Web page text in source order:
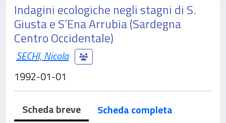
Indagini ecologiche negli stagni di S.
Giusta e S’Ena Arrubia (Sardegna
Centro Occidentale)
SECHI, Nicola
1992-01-01
Scheda breve
Scheda completa